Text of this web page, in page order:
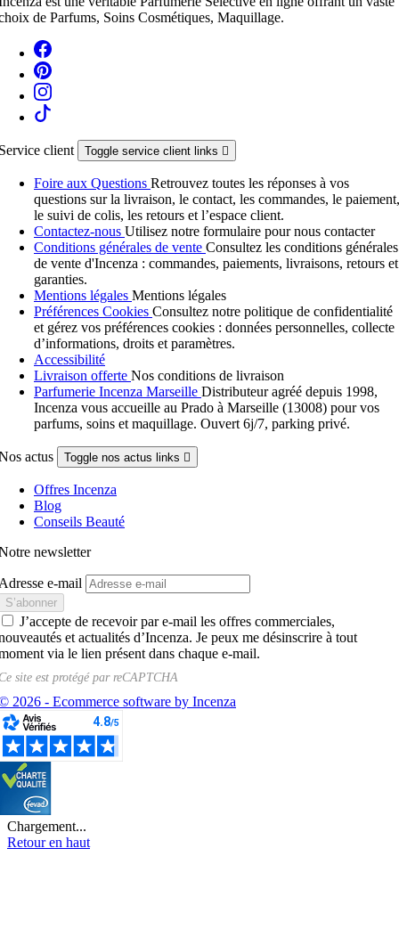
de Parfums, Soins Cosmétiques, Maquillage.
client Toggle service client links 
Foire aux Questions Retrouvez toutes les réponses à vos
questions sur la livraison, le contact, les commandes, le paiement,
le suivi de colis, les retours et l’espace client.
Contactez-nous Utilisez notre formulaire pour nous contacter
Conditions générales de vente Consultez les conditions générales
de vente d'Incenza : commandes, paiements, livraisons, retours et
garanties.
Mentions légales Mentions légales
Préférences Cookies Consultez notre politique de confidentialité
et gérez vos préférences cookies : données personnelles, collecte
d’informations, droits et paramètres.
Accessibilité
Livraison offerte Nos conditions de livraison
Parfumerie Incenza Marseille Distributeur agréé depuis 1998,
Incenza vous accueille au Prado à Marseille (13008) pour vos
parfums, soins et maquillage. Ouvert 6j/7, parking privé.
actus Toggle nos actus links 
Offres Incenza
Blog
Conseils Beauté
newsletter
e-mail
J’accepte de recevoir par e-mail les offres commerciales,
et actualités d’Incenza. Je peux me désinscrire à tout
via le lien présent dans chaque e-mail.
site est protégé parreCAPTCHA
2026 - Ecommerce software by Incenza
Chargement...
Retour en haut